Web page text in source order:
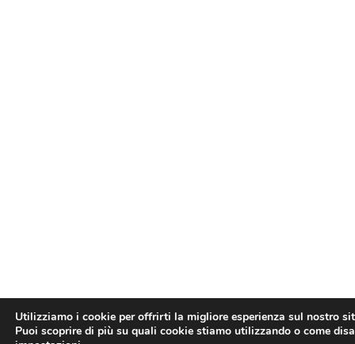
Utilizziamo i cookie per offrirti la migliore esperienza sul nostro
Puoi scoprire di più su quali cookie stiamo utilizzando o come